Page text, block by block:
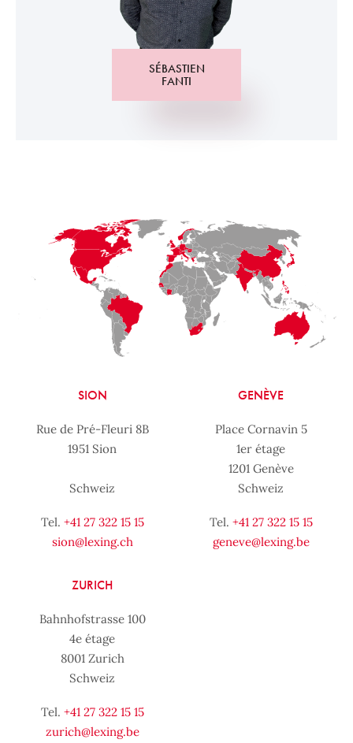
SÉBASTIEN
FANTI
SION
Rue de Pré-Fleuri 8B
1951 Sion
Schweiz
Tel. +41 27 322 15 15
sion@lexing.ch
GENÈVE
Place Cornavin 5
1er étage
1201 Genève
Schweiz
Tel. +41 27 322 15 15
geneve@lexing.be
ZURICH
Bahnhofstrasse 100
4e étage
8001 Zurich
Schweiz
Tel. +41 27 322 15 15
zurich@lexing.be